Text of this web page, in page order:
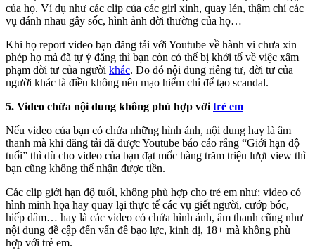
của họ. Ví dụ như các clip của các girl xinh, quay lén, thậm chí các
vụ đánh nhau gây sốc, hình ảnh đời thường của họ…
Khi họ report video bạn đăng tải với Youtube về hành vi chưa xin
phép họ mà đã tự ý đăng thì bạn còn có thể bị khởi tố về việc xâm
phạm đời tư của người khác. Do đó nội dung riêng tư, đời tư của
người khác là điều không nên mạo hiểm chỉ để tạo scandal.
5. Video chứa nội dung không phù hợp với trẻ em
Nếu video của bạn có chứa những hình ảnh, nội dung hay là âm
thanh mà khi đăng tải đã được Youtube báo cáo rằng “Giới hạn độ
tuổi” thì dù cho video của bạn đạt mốc hàng trăm triệu lượt view thì
bạn cũng không thể nhận được tiền.
Các clip giới hạn độ tuổi, không phù hợp cho trẻ em như: video có
hình minh họa hay quay lại thực tế các vụ giết người, cướp bóc,
hiếp dâm… hay là các video có chứa hình ảnh, âm thanh cũng như
nội dung đề cập đến vấn đề bạo lực, kinh dị, 18+ mà không phù
hợp với trẻ em.